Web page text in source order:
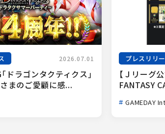
2026.07.01
ドラゴンタクティクス」
まのご愛顧に感...
プレスリリ
【Ｊリーグ
FANTASY
GAMEDAY